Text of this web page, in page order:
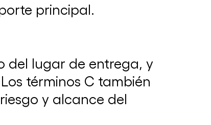
23 de septiembre de 2025
principal.
del lugar de entrega, y
términos C también
y alcance del